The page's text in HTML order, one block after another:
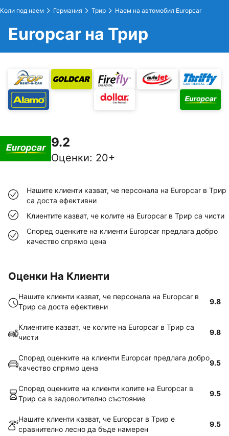
Коли под наем Германия Трир Наем на автомобил Europcar
Europcar на Трир
9.2
Оценки: 20+
Нашите клиенти казват, че персонала на Europcar в Трир
са доста ефективни
Клиентите казват, че колите на Europcar в Трир са чисти
Според оценките на клиенти Europcar предлага добро
качество спрямо цена
Оценки На Клиенти
Нашите клиенти казват, че персонала на Europcar в
Трир са доста ефективни
9.8
Клиентите казват, че колите на Europcar в Трир са
чисти
9.8
Според оценките на клиенти Europcar предлага добро
качество спрямо цена
9.5
Според оценките на клиенти колите на Europcar в
Трир са в задоволително състояние
9.5
Нашите клиенти казват, че Europcar в Трир е
сравнително лесно да бъде намерен
9.5